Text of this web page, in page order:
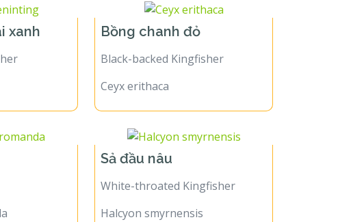
xanh Bồng chanh đỏ
Black-backed Kingfisher
Ceyx erithaca
Sả đầu nâu
White-throated Kingfisher
Halcyon smyrnensis